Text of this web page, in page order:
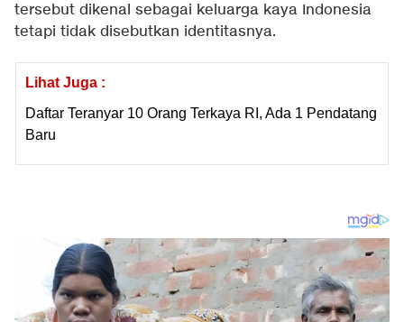
tersebut dikenal sebagai keluarga kaya Indonesia
tetapi tidak disebutkan identitasnya.
Lihat Juga :
Daftar Teranyar 10 Orang Terkaya RI, Ada 1 Pendatang
Baru